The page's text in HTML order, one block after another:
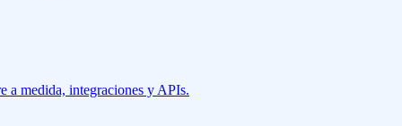
a medida, integraciones y APIs.